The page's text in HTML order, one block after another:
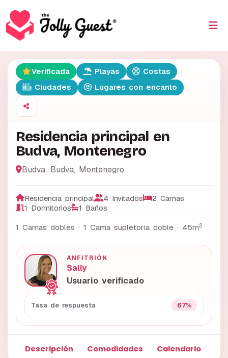
Verificada Playas
Costas
Ciudades
Lugares con encanto
Residencia principal en
Budva, Montenegro
Budva, Budva, Montenegro
Residencia principal 4 Invitados
2 Camas
1 Dormitorios
1 Baños
1 Camas dobles · 1 Cama supletoria doble · 45m2
ANFITRIÓN
Sally
Usuario verificado
Tasa de respuesta 67%
Descripción Comodidades Calendario